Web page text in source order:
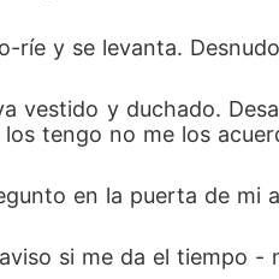
ríe y se levanta.
vestido y duchado.
tengo no me los
en la puerta de mi
si me da el tiempo -